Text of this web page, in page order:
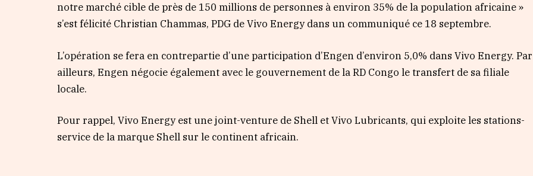
notre marché cible de près de 150 millions de personnes à environ 35% de la population africaine »
s’est félicité Christian Chammas, PDG de Vivo Energy dans un communiqué ce 18 septembre.
L’opération se fera en contrepartie d’une participation d’Engen d’environ 5,0% dans Vivo Energy. Par
ailleurs, Engen négocie également avec le gouvernement de la RD Congo le transfert de sa filiale
locale.
Pour rappel, Vivo Energy est une joint-venture de Shell et Vivo Lubricants, qui exploite les stations-
service de la marque Shell sur le continent africain.